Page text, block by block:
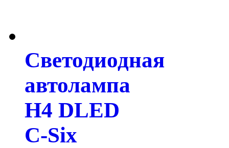
Светодиодная
автолампа
H4 DLED
C-Six